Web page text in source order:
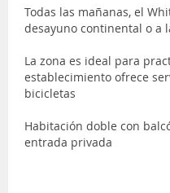
Todas las mañanas, el
desayuno continental o a
La zona es ideal para
establecimiento ofrece
bicicletas
Habitación doble con
entrada privada